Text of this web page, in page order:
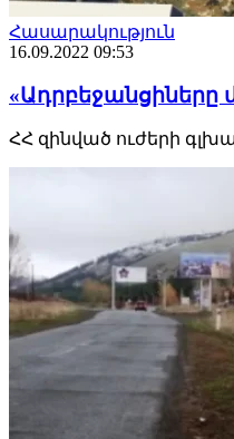
Հասարակություն
16.09.2022 09:53
«Ադրբեջանցիները
ՀՀ զինված ուժերի